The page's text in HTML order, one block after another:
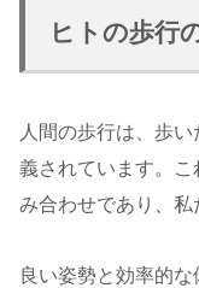
ヒトの歩行
人間の歩行は、歩
義されています。こ
み合わせであり、私
良い姿勢と効率的